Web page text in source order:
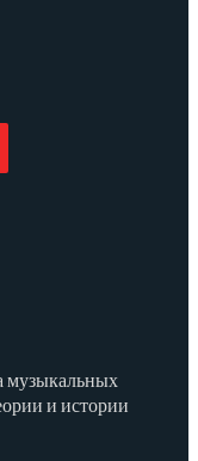
музыкальных
и истории